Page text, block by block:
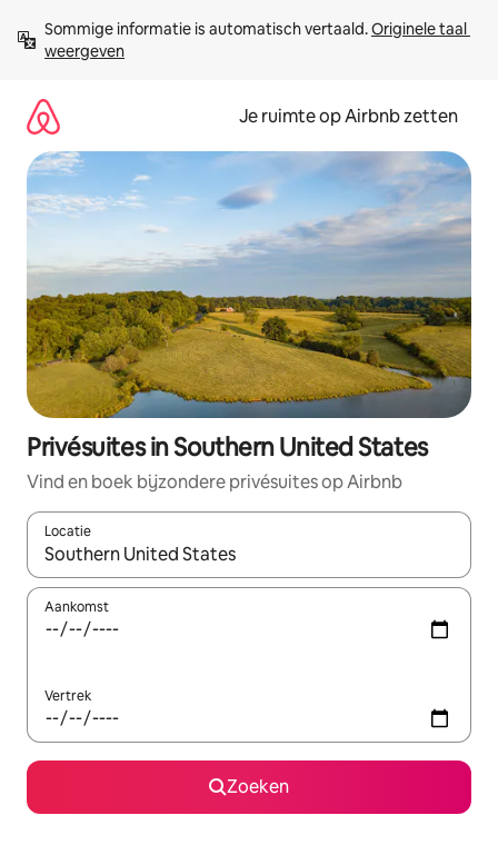
direct
naar
Sommige informatie is automatisch vertaald. Originele taal
weergeven
Je ruimte op Airbnb zetten
Privésuites in Southern United States
Vind en boek bijzondere privésuites op Airbnb
Locatie
Wanneer er suggesties beschikbaar zijn, maak je een keuze
Aankomst
Vertrek
Zoeken